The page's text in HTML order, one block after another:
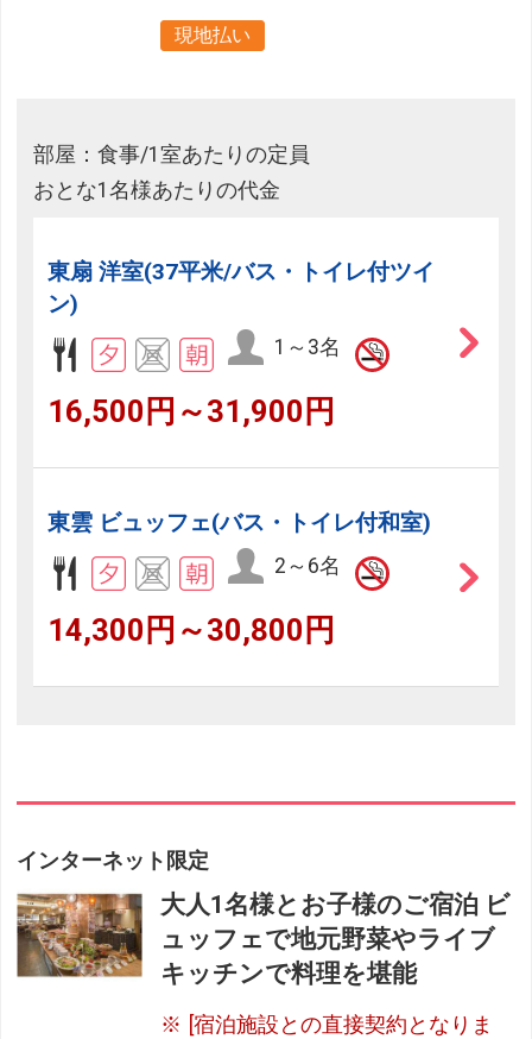
現地払い
部屋：食事/1室あたりの定員
おとな1名様あたりの代金
東扇 洋室(37平米/バス・トイレ付ツイ
ン)
1～3名
16,500円～31,900円
東雲 ビュッフェ(バス・トイレ付和室)
2～6名
14,300円～30,800円
インターネット限定
大人1名様とお子様のご宿泊 ビ
ュッフェで地元野菜やライブ
キッチンで料理を堪能
[宿泊施設との直接契約となりま